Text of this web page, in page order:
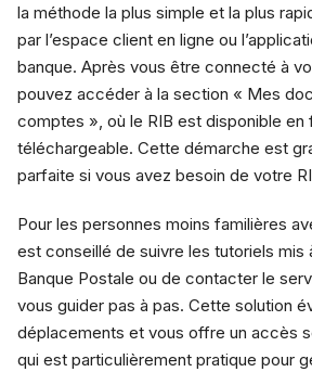
la méthode la plus simple et la plus
par l’espace client en ligne ou
banque. Après vous être connecté à
pouvez accéder à la section « Mes
comptes », où le RIB est disponible en
téléchargeable. Cette démarche est
parfaite si vous avez besoin de votre
Pour les personnes moins familières
est conseillé de suivre les tutoriels mis
Banque Postale ou de contacter le
vous guider pas à pas. Cette solution
déplacements et vous offre un accès
qui est particulièrement pratique pour